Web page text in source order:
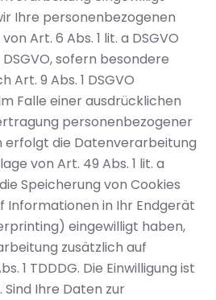
Ihre personenbezogenen
Art. 6 Abs. 1 lit. a DSGVO
DSGVO, sofern besondere
9 Abs. 1 DSGVO
Falle einer ausdrücklichen
personenbezogener
die Datenverarbeitung
von Art. 49 Abs. 1 lit. a
Speicherung von Cookies
Informationen in Ihr Endgerät
eingewilligt haben,
zusätzlich auf
1 TDDDG. Die Einwilligung ist
Ihre Daten zur